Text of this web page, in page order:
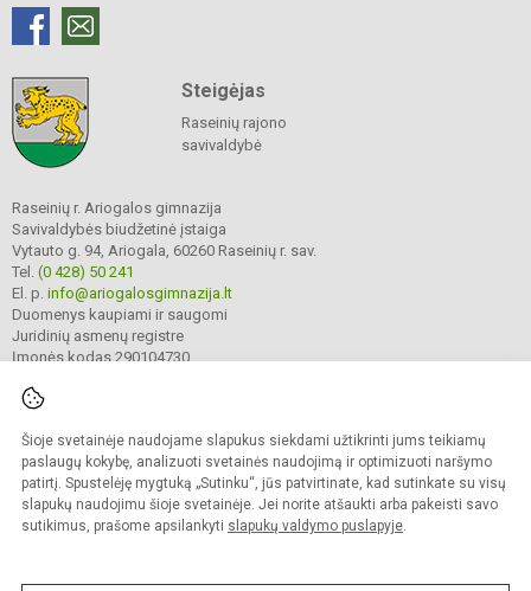
Šioje svetainėje naudojame slapukus siekdami užtikrinti jums teikiamų
paslaugų kokybę, analizuoti svetainės naudojimą ir optimizuoti naršymo
patirtį. Spustelėję mygtuką „Sutinku“, jūs patvirtinate, kad sutinkate su visų
slapukų naudojimu šioje svetainėje. Jei norite atšaukti arba pakeisti savo
sutikimus, prašome apsilankyti slapukų valdymo puslapyje.
Steigėjas
Raseinių rajono
savivaldybė
Raseinių r. Ariogalos gimnazija
Savivaldybės biudžetinė įstaiga
Vytauto g. 94, Ariogala, 60260 Raseinių r. sav.
Tel. (0 428) 50 241
El. p. info@ariogalosgimnazija.lt
Duomenys kaupiami ir saugomi
Juridinių asmenų registre
Įmonės kodas 290104730
© 2022. Raseinių r. Ariogalos gimnazija. Visos teisės saugomos.
Kopijuoti turinį be raštiško gimnazijos sutikimo griežtai draudžiama.
Prieinamumo paraiška Slapukų valdymas
Sumanus būdas atnaujinti